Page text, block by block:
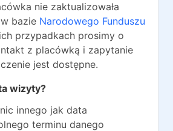
nie zaktualizowała
bazie Narodowego Funduszu
przypadkach prosimy o
z placówką i zapytanie
jest dostępne.
wizyty?
innego jak data
terminu danego